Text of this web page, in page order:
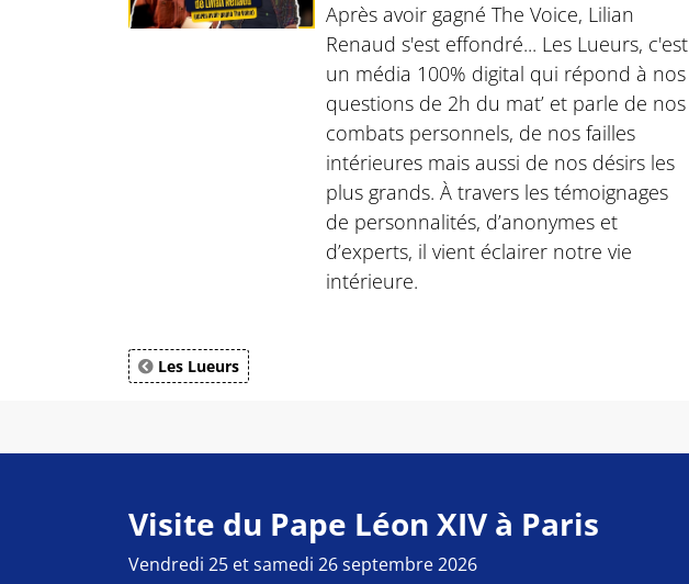
Après avoir gagné The Voice, Lilian
Renaud s'est effondré... Les Lueurs, c'est
un média 100% digital qui répond à nos
questions de 2h du mat’ et parle de nos
combats personnels, de nos failles
intérieures mais aussi de nos désirs les
plus grands. À travers les témoignages
de personnalités, d’anonymes et
d’experts, il vient éclairer notre vie
intérieure.
Les Lueurs
Visite du Pape Léon XIV à Paris
Vendredi 25 et samedi 26 septembre 2026